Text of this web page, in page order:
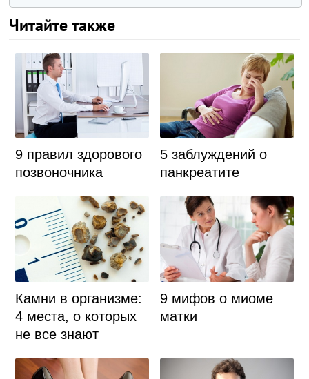
Читайте также
9 правил здорового
позвоночника
5 заблуждений о
панкреатите
Камни в организме:
4 места, о которых
не все знают
9 мифов о миоме
матки